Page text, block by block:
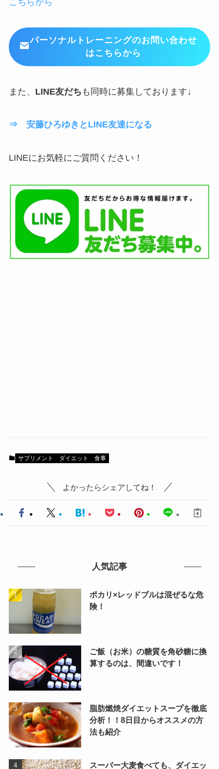
パーソナルトレーニングのお問い合わせ
はこちらから
また、 LINE友だち も同時に募集しております↓
⇒ 安藤ひろゆきとLINE友達になる
LINEにお気軽にご質問ください！
サプリメント ダイエット 食事
よかったらシェアしてね！
人気記事
ポカリ×レッドブルは混ぜるな危
険！
ご飯（お米）の糖質を角砂糖に換
算するのは、間違いです！
脂肪燃焼ダイエットスープを徹底
分析！！8日目からオススメの方
法も紹介
スーパー大麦食べても、ダイエッ